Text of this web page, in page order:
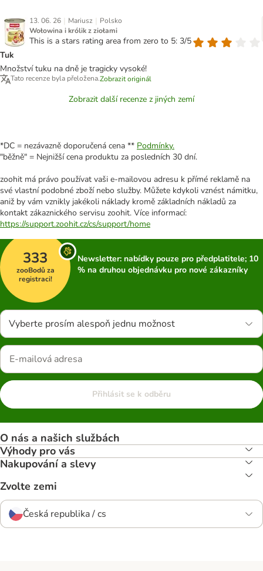
13. 06. 26 | Mariusz | Polsko
Wołowina i królik z ziołami
This is a stars rating area from zero to 5: 3/5
Tuk
Množství tuku na dně je tragicky vysoké!
Tato recenze byla přeložena.Zobrazit originál
Zobrazit další recenze z jiných zemí
*DC = nezávazně doporučená cena ** Podmínky.
"běžně" = Nejnižší cena produktu za posledních 30 dní.
zoohit má právo používat vaši e-mailovou adresu k přímé reklamě na
své vlastní podobné zboží nebo služby. Můžete kdykoli vznést námitku,
aniž by vám vznikly jakékoli náklady kromě základních nákladů za
kontakt zákaznického servisu zoohit. Více informací:
https://support.zoohit.cz/cs/support/home
333
zooBodů za
registraci!
Newsletter: nabídky pouze pro předplatitele; 10
% na druhou objednávku pro nové zákazníky
Vyberte prosím alespoň jednu možnost
Přihlásit se k odběru
O nás a našich službách
Výhody pro vás
Nakupování a slevy
Zvolte zemi
Česká republika / cs